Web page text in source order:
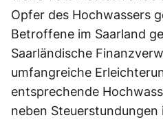
Opfer des Hochwassers
Betroffene im Saarland
Saarländische
umfangreiche
entsprechende
neben Steuerstundungen